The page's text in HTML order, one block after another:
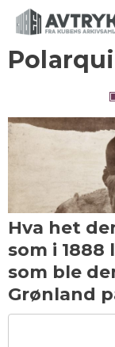
Hva het
som i
som ble
Grønland